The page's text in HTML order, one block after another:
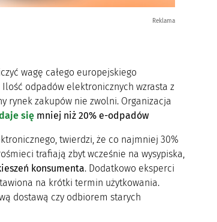
Reklama
wagę całego europejskiego
odpadów elektronicznych wzrasta z
rynek zakupów nie zwolni. Organizacja
się mniej niż 20% e-odpadów
twierdzi, że co najmniej 30%
trafiają zbyt wcześnie na wysypiska,
konsumenta. Dodatkowo eksperci
na krótki termin użytkowania.
dostawą czy odbiorem starych